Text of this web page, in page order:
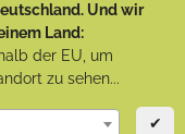
Und wir
Land:
der EU, um
zu sehen...
✔